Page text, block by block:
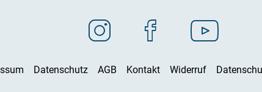
Datenschutz AGB Kontakt Widerruf